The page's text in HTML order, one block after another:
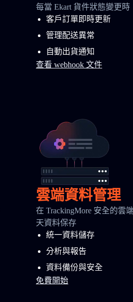
每當 Ekart 貨件狀態變更
客戶訂單即時更新
管理配送異常
自動出貨通知
查看 webhook 文件
雲端資料管理
在 TrackingMore 安全的雲
天資料保存
統一資料儲存
分析與報告
資料備份與安全
免費開始